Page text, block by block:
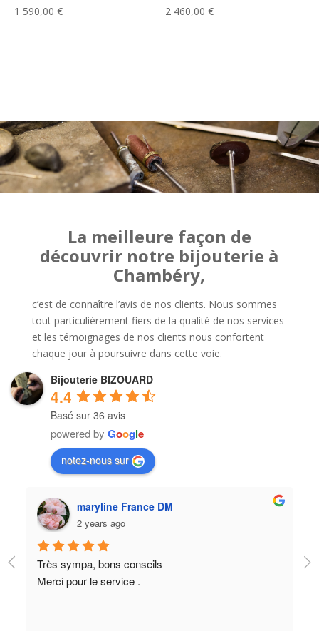
1 590,00 €
2 460,00€
La meilleure façon de
découvrir notre bijouterie à
Chambéry,
c’est de connaître l’avis de nos clients. Nous sommes
tout particulièrement fiers de la qualité de nos services
et les témoignages de nos clients nous confortent
chaque jour à poursuivre dans cette voie.
Bijouterie BIZOUARD
4.4
Basé sur 36 avis
powered by Google
notez-nous sur
Claire Garnaud
2 years ago
Cela fait 2 fois que je vais dans cette bijouterie pour
faire réparer des bijoux qui n'ont pas été achetés